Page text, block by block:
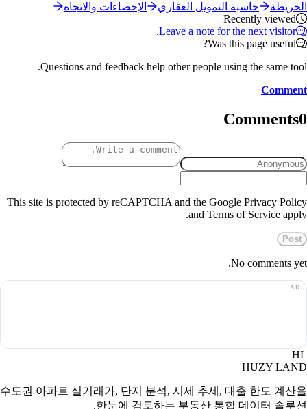
الخريطة
حاسبة التمويل العقاري
الإحصاءات والاتجاه
Recently viewed
Leave a note for the next visitor.
Was this page useful?
Questions and feedback help other people using the same tool.
Comment
Comments0
This site is protected by reCAPTCHA and the Google Privacy Policy
and Terms of Service apply.
Post
No comments yet.
HL
HUZY LAND
수도권 아파트 실거래가, 단지 분석, 시세 추세, 대출 한도 계산을
한눈에 검토하는 부동산 통합 데이터 솔루션.